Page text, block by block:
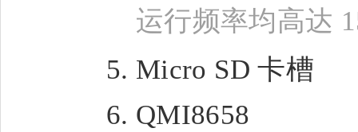
运行频率均高达
Micro SD 卡槽
QMI8658